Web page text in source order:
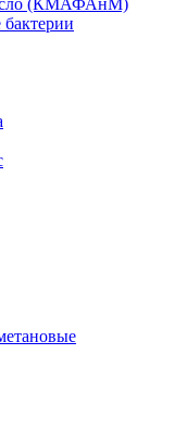
(КМАФАнМ)